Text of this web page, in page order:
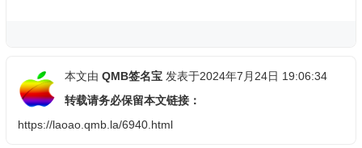
本文由 QMB签名宝 发表于2024年7月24日 19:06:34
转载请务必保留本文链接：
https://laoao.qmb.la/6940.html